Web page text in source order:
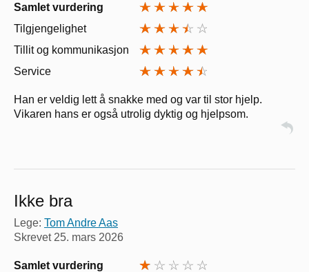
Samlet vurdering
Tilgjengelighet
Tillit og kommunikasjon
Service
Han er veldig lett å snakke med og var til stor hjelp.
Vikaren hans er også utrolig dyktig og hjelpsom.
Ikke bra
Lege: Tom Andre Aas
Skrevet 25. mars 2026
Samlet vurdering